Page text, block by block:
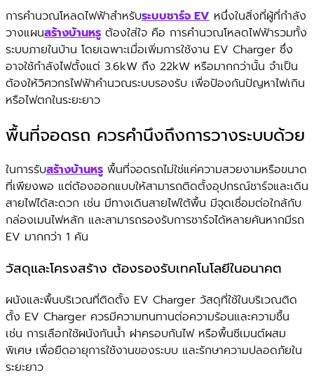
การคำนวณโหลดไฟฟ้าสำหรับระบบชาร์จ EV หนึ่งในสิ่งที่ผู้ที่กำลัง
วางแผนสร้างบ้านหรู ต้องใส่ใจ คือ การคำนวณโหลดไฟฟ้ารวมทั้ง
ระบบภายในบ้าน โดยเฉพาะเมื่อเพิ่มการใช้งาน EV Charger ซึ่ง
อาจใช้กำลังไฟตั้งแต่ 3.6kW ถึง 22kW หรือมากกว่านั้น จำเป็น
ต้องให้วิศวกรไฟฟ้าคำนวณระบบรองรับ เพื่อป้องกันปัญหาไฟเกิน
หรือไฟตกในระยะยาว
พื้นที่จอดรถ ควรคำนึงถึงการวางระบบด้วย
ในการรับสร้างบ้านหรู พื้นที่จอดรถไม่ใช่แค่ความสวยงามหรือขนาด
ที่เพียงพอ แต่ต้องออกแบบให้สามารถติดตั้งอุปกรณ์ชาร์จและเดิน
สายไฟได้สะดวก เช่น มีทางเดินสายไฟใต้พื้น มีจุดเชื่อมต่อใกล้กับ
กล่องเมนไฟหลัก และสามารถรองรับการชาร์จได้หลายคันหากมีรถ
EV มากกว่า 1 คัน
วัสดุและโครงสร้าง ต้องรองรับเทคโนโลยีในอนาคต
ผนังและพื้นบริเวณที่ติดตั้ง EV Charger วัสดุที่ใช้ในบริเวณติด
ตั้ง EV Charger ควรมีความทนทานต่อความร้อนและความชื้น
เช่น การเลือกใช้ผนังกันน้ำ ฝาครอบกันไฟ หรือพื้นซีเมนต์ผสม
พิเศษ เพื่อยืดอายุการใช้งานของระบบ และรักษาความปลอดภัยใน
ระยะยาว